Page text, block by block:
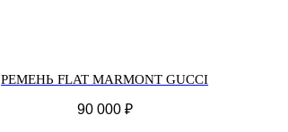
РЕМЕНЬ FLAT MARMONT GUCCI
90 000 ₽